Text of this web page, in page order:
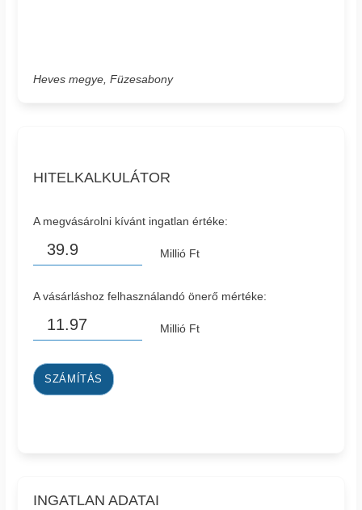
Heves megye, Füzesabony
HITELKALKULÁTOR
A megvásárolni kívánt ingatlan értéke:
Millió Ft
A vásárláshoz felhasználandó önerő mértéke:
Millió Ft
SZÁMÍTÁS
INGATLAN ADATAI